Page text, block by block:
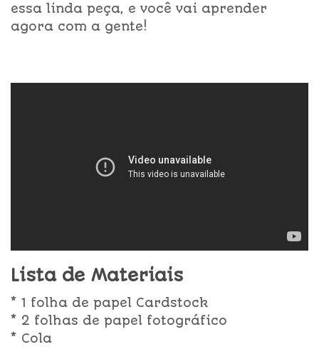
essa linda peça, e você vai aprender
agora com a gente!
Lista de Materiais
* 1 folha de papel Cardstock
* 2 folhas de papel fotográfico
* Cola